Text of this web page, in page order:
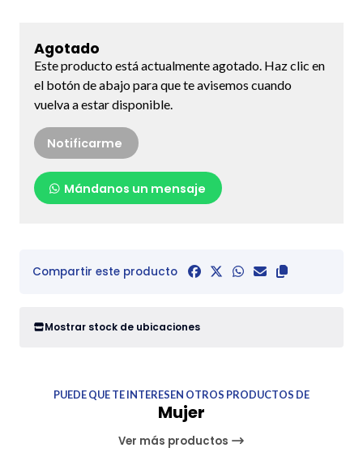
Agotado
Este producto está actualmente agotado. Haz clic en
el botón de abajo para que te avisemos cuando
vuelva a estar disponible.
Notificarme
Mándanos un mensaje
Compartir este producto
Mostrar stock de ubicaciones
PUEDE QUE TE INTERESEN OTROS PRODUCTOS DE
Mujer
Ver más productos